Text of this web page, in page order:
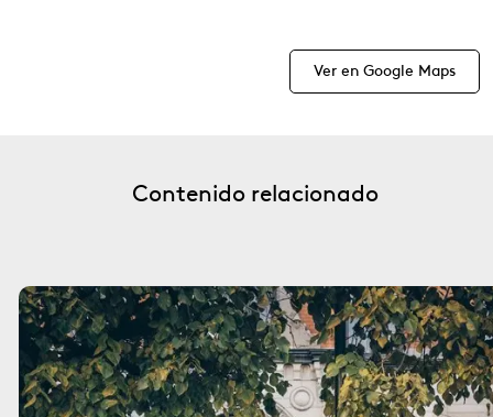
Ver en Google Maps
Contenido relacionado